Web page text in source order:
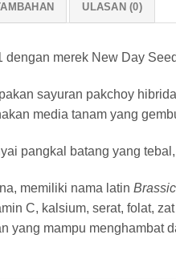
ULASAN (0)
dengan merek New Day
sayuran pakchoy
media tanam yang
pangkal batang yang
memiliki nama latin
C, kalsium, serat, folat,
yang mampu menghambat